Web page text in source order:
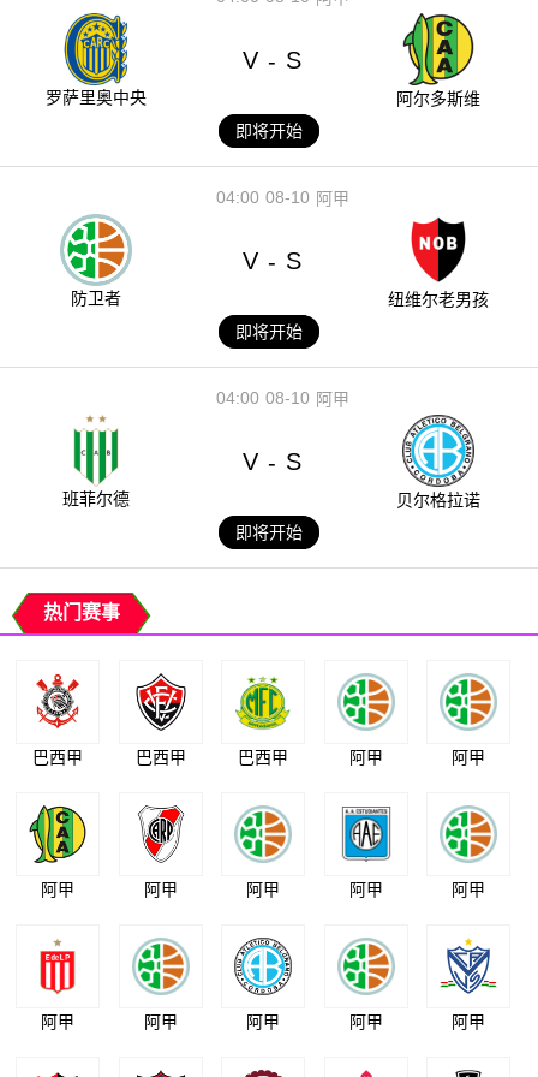
罗萨里奥中央
V - S
阿尔多斯维
即将开始
08-10
04:00 阿甲
防卫者
V - S
纽维尔老男孩
即将开始
08-10
04:00 阿甲
班菲尔德
V - S
贝尔格拉诺
即将开始
热门赛事
巴西甲 巴西甲 巴西甲 阿甲 阿甲
阿甲 阿甲 阿甲 阿甲 阿甲
阿甲 阿甲 阿甲 阿甲 阿甲